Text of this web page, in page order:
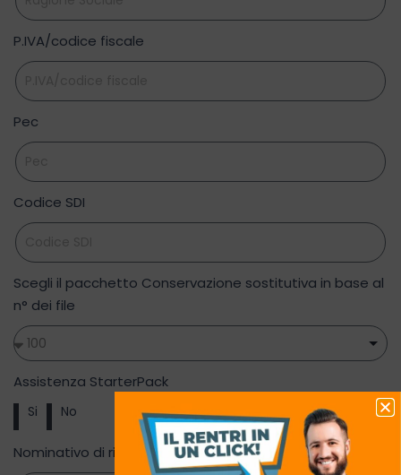
P.IVA/codice fiscale
Pec
Codice SDI
Scegli il pacchetto Conservazione sostitutiva in base al
n° dei file
Assistenza StarterPack
Si No
Nominativo di riferimento